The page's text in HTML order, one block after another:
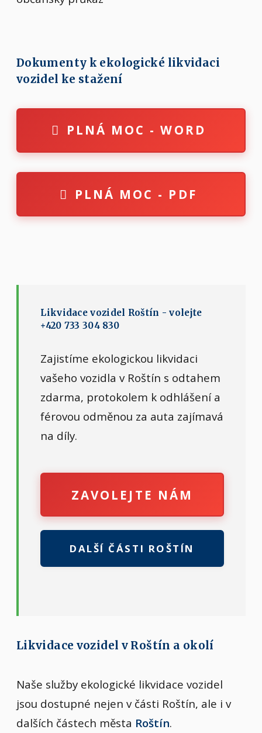
Dokumenty k ekologické likvidaci
vozidel ke stažení
PLNÁ MOC - WORD
PLNÁ MOC - PDF
Likvidace vozidel Roštín - volejte
+420 733 304 830
Zajistíme ekologickou likvidaci
vašeho vozidla v Roštín s odtahem
zdarma, protokolem k odhlášení a
férovou odměnou za auta zajímavá
na díly.
ZAVOLEJTE NÁM
DALŠÍ ČÁSTI ROŠTÍN
Likvidace vozidel v Roštín a okolí
Naše služby ekologické likvidace vozidel
jsou dostupné nejen v části Roštín, ale i v
dalších částech města Roštín.